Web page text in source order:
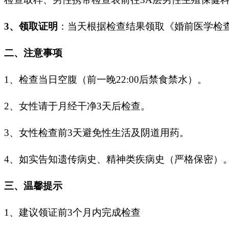
3、 领取证明 ： 当天根据检查结果领取《婚前医学检
二、注意事项
1、 检查当日空腹（前一晚22:00后禁食禁水） 。
2、 女性请于月经干净3天后检查。
3、 女性检查前3天避免性生活及阴道用药。
4、 如实告知遗传病史、精神类疾病史（严格保密） 。
三、温馨提示
1、 建议领证前3个月内完成检查